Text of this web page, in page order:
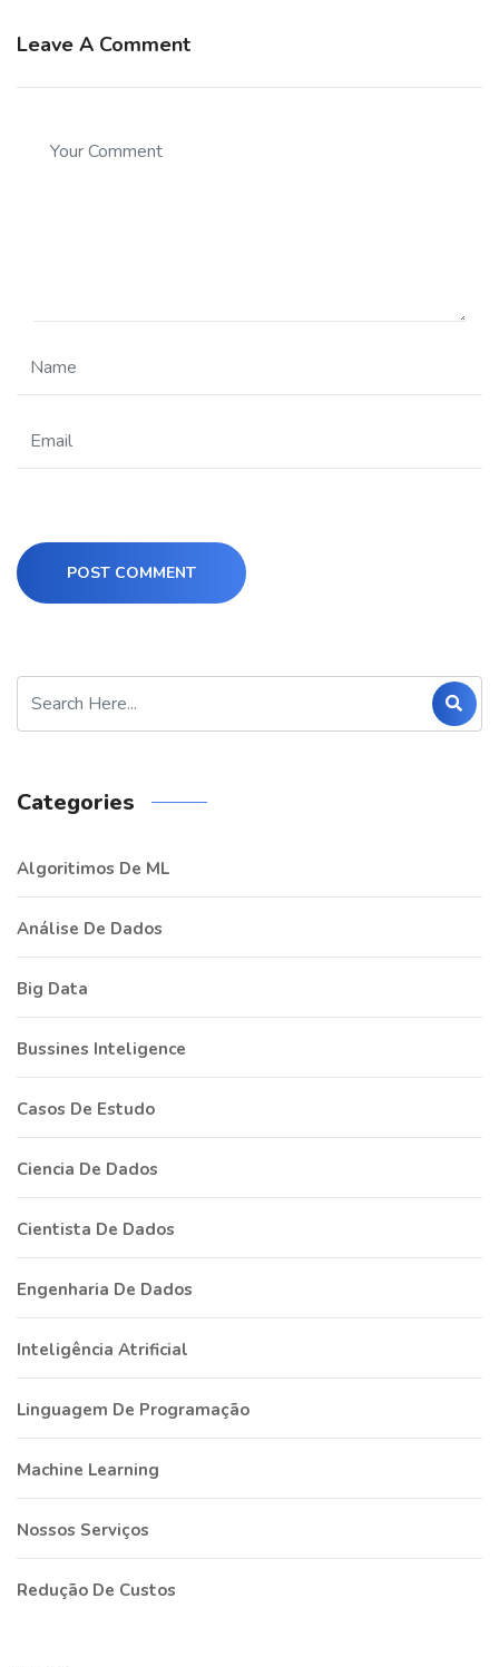
Leave A Comment
POST COMMENT
Categories
Algoritimos De ML
Análise De Dados
Big Data
Bussines Inteligence
Casos De Estudo
Ciencia De Dados
Cientista De Dados
Engenharia De Dados
Inteligência Atrificial
Linguagem De Programação
Machine Learning
Nossos Serviços
Redução De Custos